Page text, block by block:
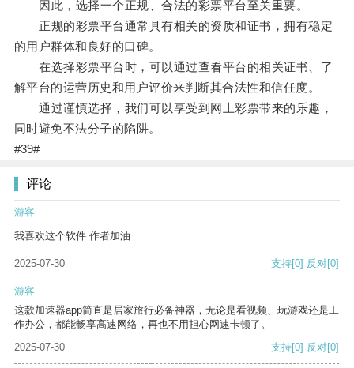
因此，选择一个正规、合法的彩票平台至关重要。
正规的彩票平台通常具有相关的资质和证书，拥有稳定
的用户群体和良好的口碑。
在选择彩票平台时，可以通过查看平台的相关证书、了
解平台的运营历史和用户评价来判断其合法性和信任度。
通过谨慎选择，我们可以享受到网上彩票带来的乐趣，
同时避免不法分子的陷阱。
#39#
评论
游客
我喜欢这个软件 作者加油
2025-07-30 支持[0] 反对[0]
游客
这款加速器app简直是居家旅行必备神器，无论是看视频、玩游戏还是工
作办公，都能畅享高速网络，再也不用担心网速卡顿了。
2025-07-30
支持[0] 反对[0]